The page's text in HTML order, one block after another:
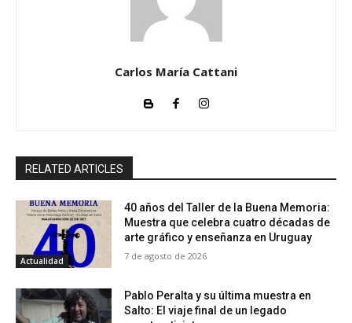
Carlos María Cattani
RELATED ARTICLES
Actualidad
40 años del Taller de la Buena Memoria:
Muestra que celebra cuatro décadas de
arte gráfico y enseñanza en Uruguay
7 de agosto de 2026
Pablo Peralta y su última muestra en
Salto: El viaje final de un legado